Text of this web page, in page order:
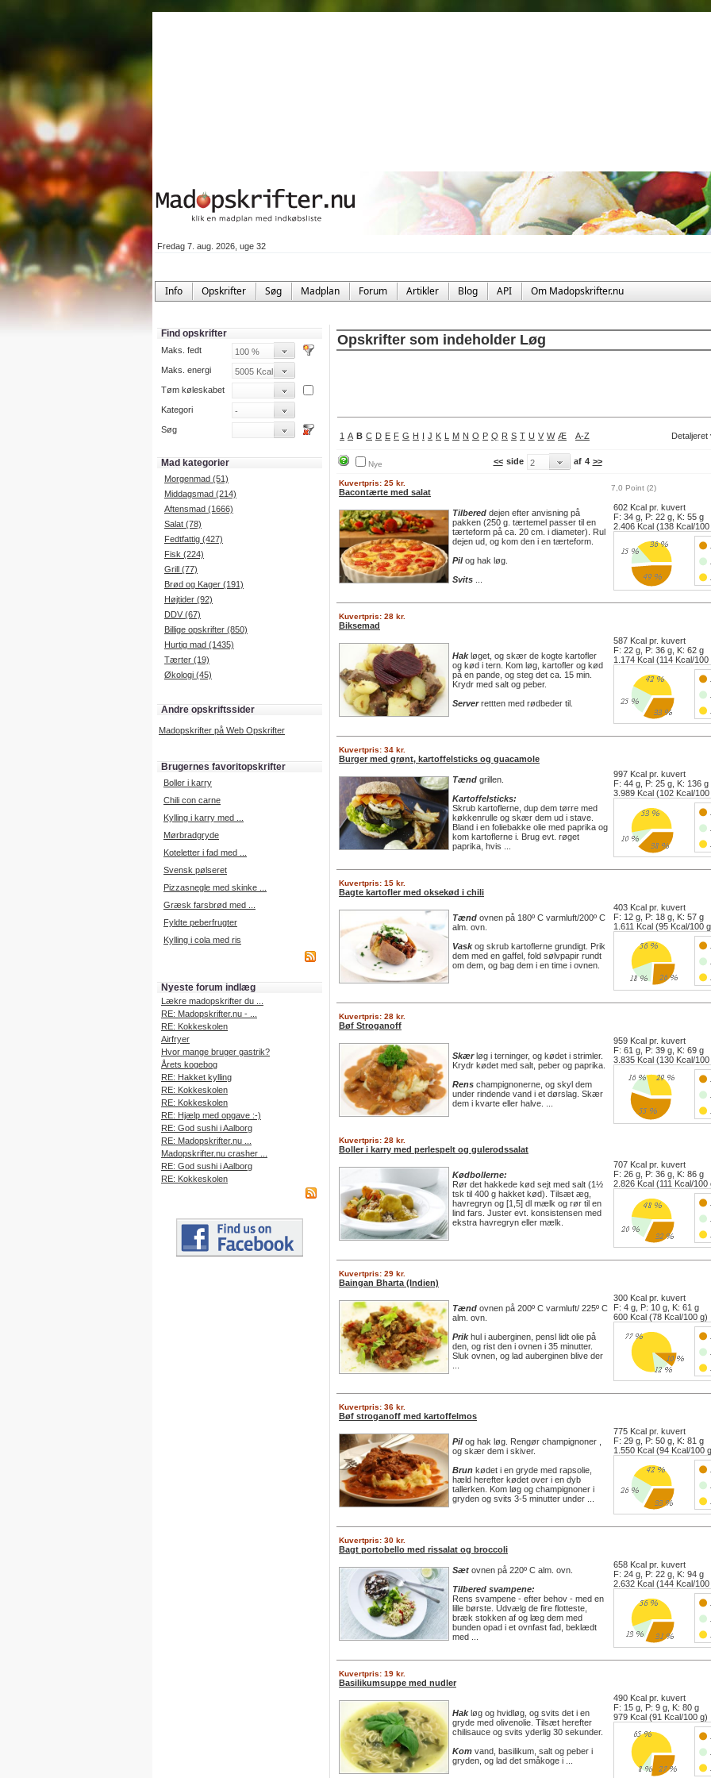
Fredag 7. aug. 2026, uge 32
Info Opskrifter Søg Madplan Forum Artikler Blog API Om Madopskrifter.nu
Find opskrifter
Maks. fedt
Maks. energi
Tøm køleskabet
Kategori
Søg
Mad kategorier
Morgenmad (51)
Middagsmad (214)
Aftensmad (1666)
Salat (78)
Fedtfattig (427)
Fisk (224)
Grill (77)
Brød og Kager (191)
Højtider (92)
DDV (67)
Billige opskrifter (850)
Hurtig mad (1435)
Tærter (19)
Økologi (45)
Andre opskriftssider
Madopskrifter på Web Opskrifter
Brugernes favoritopskrifter
Boller i karry
Chili con carne
Kylling i karry med ...
Mørbradgryde
Koteletter i fad med ...
Svensk pølseret
Pizzasnegle med skinke ...
Græsk farsbrød med ...
Fyldte peberfrugter
Kylling i cola med ris
Nyeste forum indlæg
Lækre madopskrifter du ...
RE: Madopskrifter.nu - ...
RE: Kokkeskolen
Airfryer
Hvor mange bruger gastrik?
Årets kogebog
RE: Hakket kylling
RE: Kokkeskolen
RE: Kokkeskolen
RE: Hjælp med opgave :-)
RE: God sushi i Aalborg
RE: Madopskrifter.nu ...
Madopskrifter.nu crasher ...
RE: God sushi i Aalborg
RE: Kokkeskolen
Opskrifter som indeholder Løg
1 A B C D E F G H I J K L M N O P Q R S T U V W Æ A-Z Detaljeret
Nye << side af 4 >>
Kuvertpris: 25 kr.
Bacontærte med salat 7,0 Point (2)
Tilbered dejen efter anvisning på
pakken (250 g. tærtemel passer til en
tærteform på ca. 20 cm. i diameter). Rul
dejen ud, og kom den i en tærteform.
Pilog hak løg.
Svits
602 Kcal pr. kuvert
F: 34 g, P: 22 g, K: 55 g
2.406 Kcal (138 Kcal/100
Kuvertpris: 28 kr.
Biksemad
Hakløget, og skær de kogte kartofler
og kød i tern. Kom løg, kartofler og kød
på en pande, og steg det ca. 15 min.
Krydr med salt og peber.
Serverrettten med rødbeder til.
587 Kcal pr. kuvert
F: 22 g, P: 36 g, K: 62 g
1.174 Kcal (114 Kcal/100
Kuvertpris: 34 kr.
Burger med grønt, kartoffelsticks og guacamole
Tænd grillen.
Kartoffelsticks:
Skrub kartoflerne, dup dem tørre med
køkkenrulle og skær dem ud i stave.
Bland i en foliebakke olie med paprika og
kom kartoflerne i. Brug evt. røget
paprika, hvis ...
997 Kcal pr. kuvert
F: 44 g, P: 25 g, K: 136 g
3.989 Kcal (102 Kcal/100
Kuvertpris: 15 kr.
Bagte kartofler med oksekød i chili
Tænd ovnen på 180º C varmluft/200º C
alm. ovn.
Vaskog skrub kartoflerne grundigt. Prik
dem med en gaffel, fold sølvpapir rundt
om dem, og bag dem i en time i ovnen.
403 Kcal pr. kuvert
F: 12 g, P: 18 g, K: 57 g
1.611 Kcal (95 Kcal/100
Kuvertpris: 28 kr.
Bøf Stroganoff
Skærløg i terninger, og kødet i strimler.
Krydr kødet med salt, peber og paprika.
Rens champignonerne, og skyl dem
under rindende vand i et dørslag. Skær
dem i kvarte eller halve. ...
959 Kcal pr. kuvert
F: 61 g, P: 39 g, K: 69 g
3.835 Kcal (130 Kcal/100
Kuvertpris: 28 kr.
Boller i karry med perlespelt og gulerodssalat
Kødbollerne:
Rør det hakkede kød sejt med salt (1½
tsk til 400 g hakket kød). Tilsæt æg,
havregryn og [1,5] dl mælk og rør til en
lind fars. Juster evt. konsistensen med
ekstra havregryn eller mælk.
707 Kcal pr. kuvert
F: 26 g, P: 36 g, K: 86 g
2.826 Kcal (111 Kcal/100
Kuvertpris: 29 kr.
Baingan Bharta (Indien)
Tænd ovnen på 200º C varmluft/ 225º C
alm. ovn.
Prikhul i auberginen, pensl lidt olie på
den, og rist den i ovnen i 35 minutter.
Sluk ovnen, og lad auberginen blive der
300 Kcal pr. kuvert
F: 4 g, P: 10 g, K: 61 g
600 Kcal (78 Kcal/100 g)
Kuvertpris: 36 kr.
Bøf stroganoff med kartoffelmos
Pilog hak løg. Rengør champignoner ,
og skær dem i skiver.
Brun kødet i en gryde med rapsolie,
hæld herefter kødet over i en dyb
tallerken. Kom løg og champignoner i
gryden og svits 3-5 minutter under ...
775 Kcal pr. kuvert
F: 29 g, P: 50 g, K: 81 g
1.550 Kcal (94 Kcal/100
Kuvertpris: 30 kr.
Bagt portobello med rissalat og broccoli
Sæt ovnen på 220º C alm. ovn.
Tilbered svampene:
Rens svampene - efter behov - med en
lille børste. Udvælg de fire flotteste,
bræk stokken af og læg dem med
bunden opad i et ovnfast fad, beklædt
med ...
658 Kcal pr. kuvert
F: 24 g, P: 22 g, K: 94 g
2.632 Kcal (144 Kcal/100
Kuvertpris: 19 kr.
Basilikumsuppe med nudler
Hakløg og hvidløg, og svits det i en
gryde med olivenolie. Tilsæt herefter
chilisauce og svits yderlig 30 sekunder.
Kom vand, basilikum, salt og peber i
gryden, og lad det småkoge i ...
490 Kcal pr. kuvert
F: 15 g, P: 9 g, K: 80 g
979 Kcal (91 Kcal/100 g)